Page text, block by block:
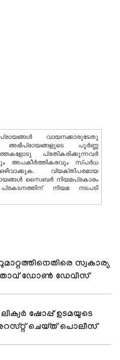
വായനക്കാരുടേതു
പൂർണ്ണ
പ്രതികരിക്കുന്നവര്‍
അപകീര്‍ത്തികരവും സ്പര്‍ധ
വ്യക്തിപരമായ
സൈബര്‍ നിയമപ്രകാരം
നിയമ നടപടി
സ്വകാര്യ
ഡോൺ ഡേവിസ്
ഷോപ്പ് ഉടമയുടെ
ചെയ്ത് പൊലീസ്